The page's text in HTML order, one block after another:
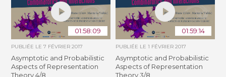
01:58:09
PUBLIÉE LE7 FÉVRIER 2017
Asymptotic and Probabilistic
Aspects of Representation
Theory 4/8
01:59:14
PUBLIÉE LE 1 FÉVRIER 2017
Asymptotic and Probabilistic
Aspects of Representation
Theory 3/8